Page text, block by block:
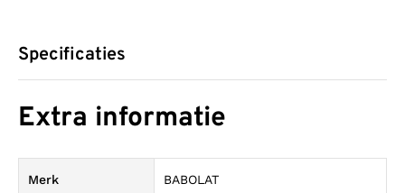
Specificaties
Extra informatie
Merk BABOLAT